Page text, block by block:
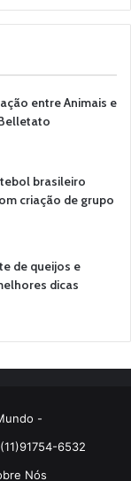
entre Animais e
brasileiro
criação de grupo
de queijos e
dicas
-
6532
Nós